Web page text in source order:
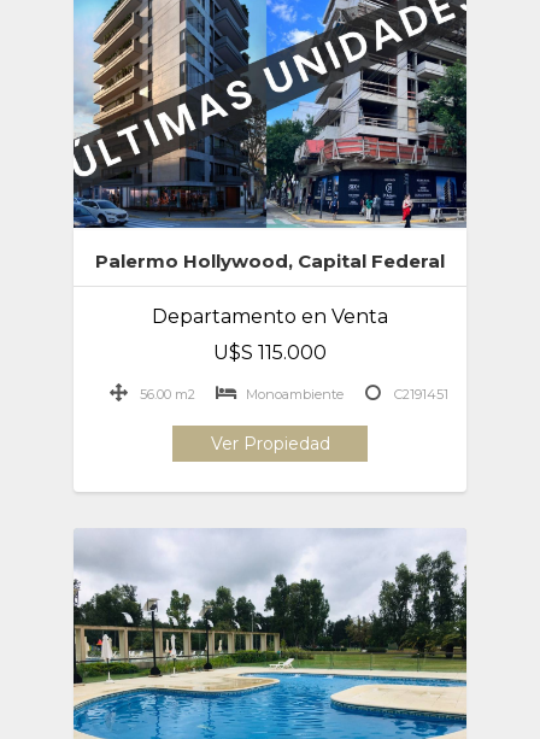
Palermo Hollywood, Capital Federal
Departamento en Venta
U$S 115.000
56.00 m2 Monoambiente C2191451
Ver Propiedad